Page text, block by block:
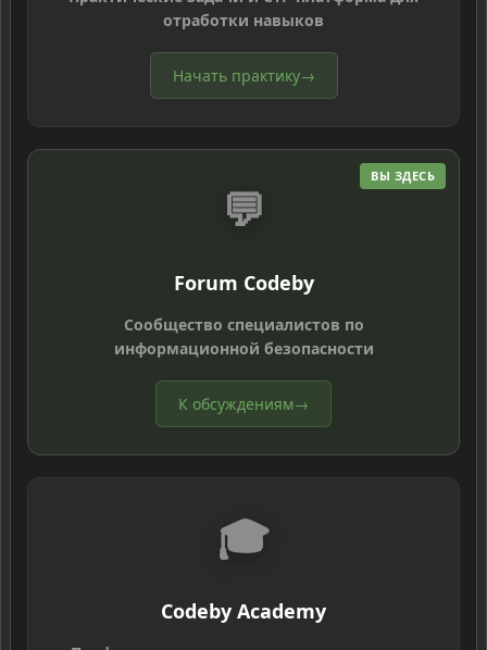
отработки навыков
Начать практику→
ВЫ ЗДЕСЬ
💬
Forum Codeby
Сообщество специалистов по
информационной безопасности
К обсуждениям→
🎓
Codeby Academy